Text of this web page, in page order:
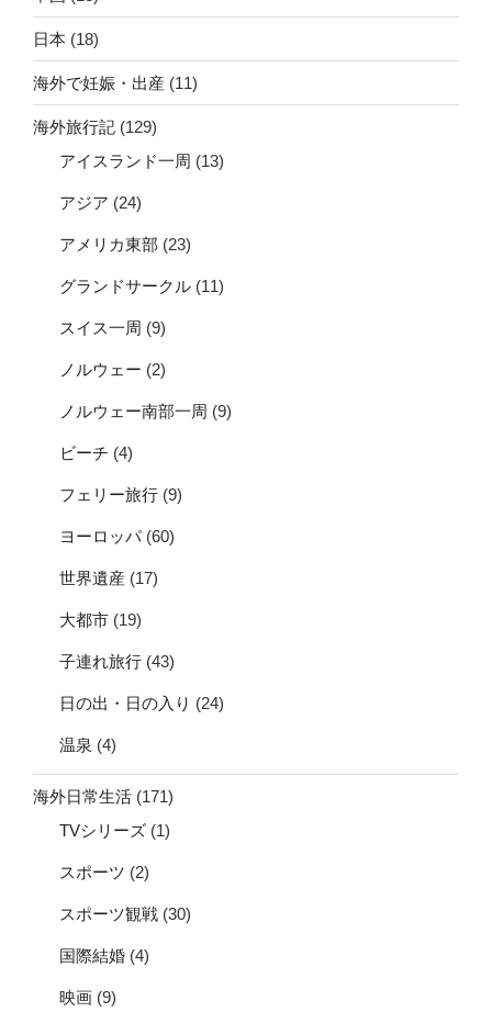
日本 (18)
海外で妊娠・出産 (11)
海外旅行記 (129)
アイスランド一周 (13)
アジア (24)
アメリカ東部 (23)
グランドサークル (11)
スイス一周 (9)
ノルウェー (2)
ノルウェー南部一周 (9)
ビーチ (4)
フェリー旅行 (9)
ヨーロッパ(60)
世界遺産 (17)
大都市 (19)
子連れ旅行 (43)
日の出・日の入り (24)
温泉 (4)
海外日常生活 (171)
TVシリーズ (1)
スポーツ (2)
スポーツ観戦 (30)
国際結婚 (4)
映画 (9)